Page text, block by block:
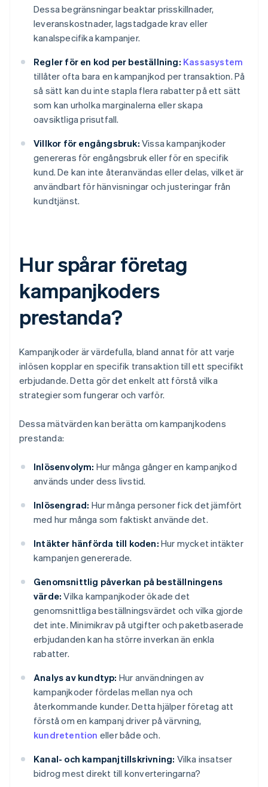
Dessa begränsningar beaktar prisskillnader,
leveranskostnader, lagstadgade krav eller
kanalspecifika kampanjer.
Regler för en kod per beställning: Kassasystem
tillåter ofta bara en kampanjkod per transaktion. På
så sätt kan du inte stapla flera rabatter på ett sätt
som kan urholka marginalerna eller skapa
oavsiktliga prisutfall.
Villkor för engångsbruk: Vissa kampanjkoder
genereras för engångsbruk eller för en specifik
kund. De kan inte återanvändas eller delas, vilket är
användbart för hänvisningar och justeringar från
kundtjänst.
Hur spårar företag
kampanjkoders
prestanda?
Kampanjkoder är värdefulla, bland annat för att varje
inlösen kopplar en specifik transaktion till ett specifikt
erbjudande. Detta gör det enkelt att förstå vilka
strategier som fungerar och varför.
Dessa mätvärden kan berätta om kampanjkodens
prestanda:
Inlösenvolym: Hur många gånger en kampanjkod
används under dess livstid.
Inlösengrad: Hur många personer fick det jämfört
med hur många som faktiskt använde det.
Intäkter hänförda till koden: Hur mycket intäkter
kampanjen genererade.
Genomsnittlig påverkan på beställningens
värde: Vilka kampanjkoder ökade det
genomsnittliga beställningsvärdet och vilka gjorde
det inte. Minimikrav på utgifter och paketbaserade
erbjudanden kan ha större inverkan än enkla
rabatter.
Analys av kundtyp: Hur användningen av
kampanjkoder fördelas mellan nya och
återkommande kunder. Detta hjälper företag att
förstå om en kampanj driver på värvning,
kundretention eller både och.
Kanal- och kampanjtillskrivning: Vilka insatser
bidrog mest direkt till konverteringarna?